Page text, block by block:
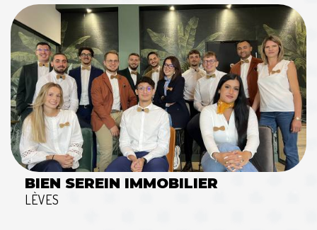
BIEN SEREIN IMMOBILIER
LÈVES